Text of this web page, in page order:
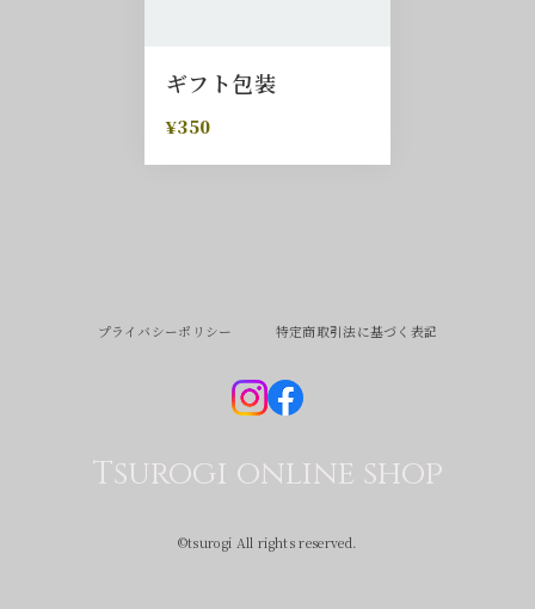
ギフト包装
¥350
プライバシーポリシー 特定商取引法に基づく表記
Tsurogi online shop
©︎tsurogi All rights reserved.